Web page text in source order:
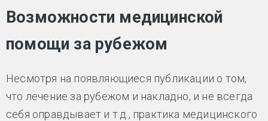
Возможности медицинской
помощи за рубежом
Несмотря на появляющиеся публикации о том,
что лечение за рубежом и накладно, и не всегда
себя оправдывает и т.д., практика медицинского